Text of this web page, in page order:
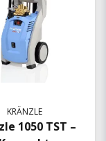
KRÄNZLE
1050 TST –